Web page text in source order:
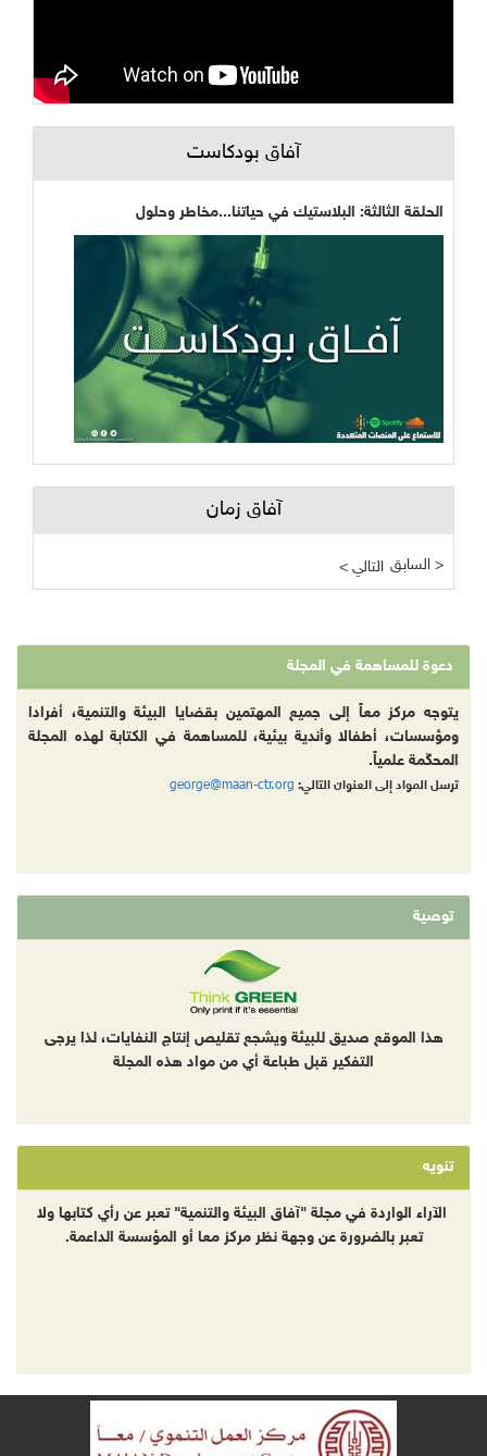
آفاق بودكاست
الحلقة الثالثة: البلاستيك في حياتنا...مخاطر وحلول
آفاق زمان
< التالي السابق >
دعوة للمساهمة في المجلة
يتوجه مركز معاً إلى جميع المهتمين بقضايا البيئة والتنمية، أفرادا
ومؤسسات، أطفالا وأندية بيئية، للمساهمة في الكتابة لهذه المجلة
المحكّمة علمياً.
ترسل المواد إلى العنوان التالي: george@maan-ctr.org
توصية
هذا الموقع صديق للبيئة ويشجع تقليص إنتاج النفايات، لذا يرجى
التفكير قبل طباعة أي من مواد هذه المجلة
تنويه
الآراء الواردة في مجلة "آفاق البيئة والتنمية" تعبر عن رأي كتابها ولا
تعبر بالضرورة عن وجهة نظر مركز معا أو المؤسسة الداعمة.